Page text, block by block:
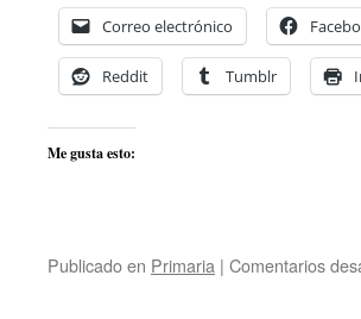
Correo electrónico
Reddit Tumblr
Me gusta esto:
Publicado en Primaria | Comentarios